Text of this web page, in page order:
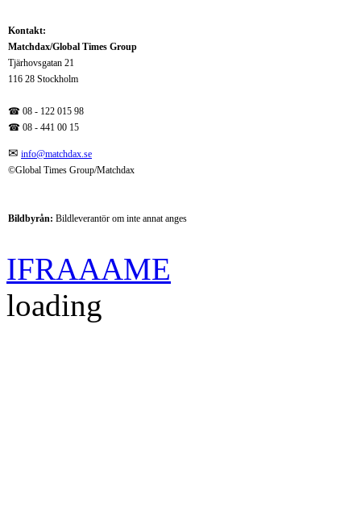
Kontakt:
Matchdax/Global Times Group
Tjärhovsgatan 21
116 28 Stockholm
☎ 08 - 122 015 98
☎ 08 - 441 00 15
✉ info@matchdax.se
©Global Times Group/Matchdax
Bildbyrån: Bildleverantör om inte annat anges
IFRAAAME
loading